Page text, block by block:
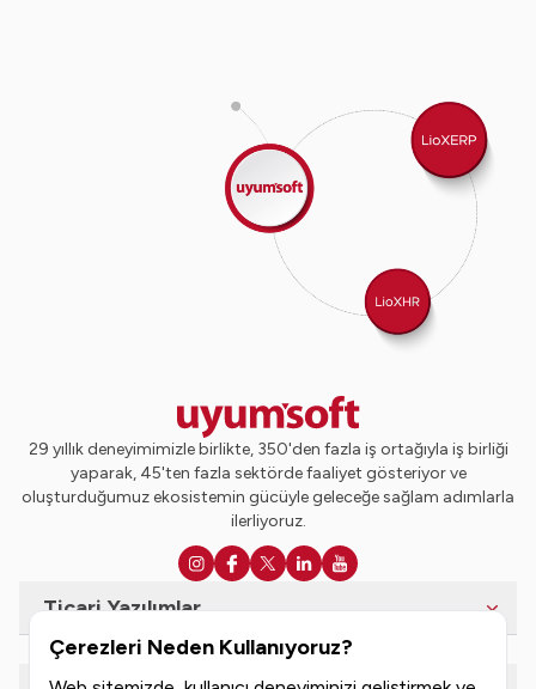
Çerezleri Neden Kullanıyoruz?
29 yıllık deneyimimizle birlikte, 350'den fazla iş ortağıyla iş birliği
yaparak, 45'ten fazla sektörde faaliyet gösteriyor ve
oluşturduğumuz ekosistemin gücüyle geleceğe sağlam adımlarla
ilerliyoruz.
Ticari Yazılımlar